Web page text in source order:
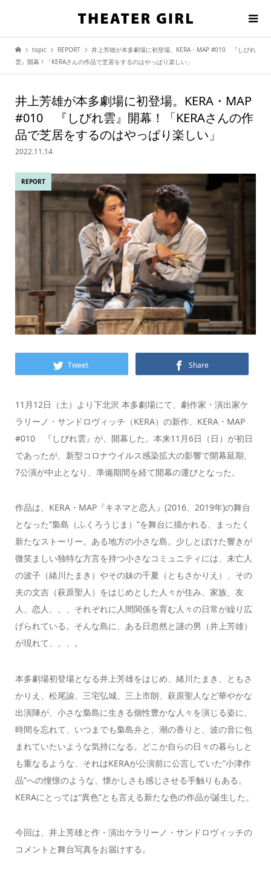
topic REPORT
井上芳雄が本多劇場に初登場。KERA・MAP #010 『しびれ
雲』開幕！「KERAさんの作品で芝居をするのはやっぱり楽しい」
井上芳雄が本多劇場に初登場。KERA・MAP
#010 『しびれ雲』開幕！「KERAさんの作
品で芝居をするのはやっぱり楽しい」
2022.11.14
REPORT
Tweet Share
11月12日（土）より下北沢 本多劇場にて、劇作家・演出家ケ
ラリーノ・サンドロヴィッチ（KERA）の新作、KERA・MAP
#010 『しびれ雲』が、開幕した。本来11月6日（日）が初日
であったが、新型コロナウイルス感染拡大の影響で開幕延期、
7公演が中止となり、準備期間を経て開幕の運びとなった。
作品は、KERA・MAP『キネマと恋人』(2016、2019年)の舞台
となった“梟島（ふくろうじま）”を舞台に描かれる、まったく
新たなストーリー。ある地方の小さな島。少しとぼけた響きが
微笑ましい独特な方言を持つ小さなコミュニティには、未亡人
の波子（緒川たまき）やその妹の千夏（ともさかりえ）、その
夫の文吉（萩原聖人）をはじめとした人々が住み、家族、友
人、恋人、、、それぞれに人間関係を育む人々の日常が繰り広
げられている。そんな島に、ある日忽然と謎の男（井上芳雄）
が現れて、、、。
本多劇場初登場となる井上芳雄をはじめ、緒川たまき、ともさ
かりえ、松尾諭、三宅弘城、三上市朗、萩原聖人など華やかな
出演陣が、小さな梟島に生きる個性豊かな人々を演じる姿に、
時間を忘れて、いつまでも梟島弁と、潮の香りと、波の音に包
まれていたいような気持になる。どこか自らの日々の暮らしと
も重なるような、それはKERAが公演前に公言していた“小津作
品”への憧憬のような、懐かしさも感じさせる手触りもある。
KERAにとっては“異色”とも言える新たな色の作品が誕生した。
今回は、井上芳雄と作・演出ケラリーノ・サンドロヴィッチの
コメントと舞台写真をお届けする。